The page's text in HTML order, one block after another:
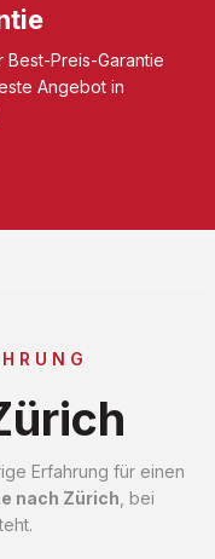
Preis-Garantie
Angebot in
Erfahrung für einen
nach Zürich , bei